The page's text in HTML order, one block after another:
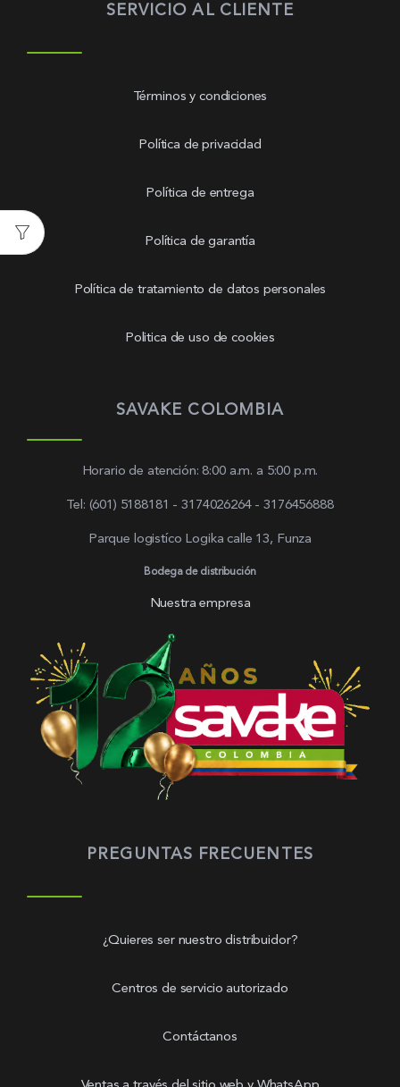
SERVICIO AL CLIENTE
Términos y condiciones
Política de privacidad
Política de entrega
Política de garantía
Política de tratamiento de datos personales
Politica de uso de cookies
SAVAKE COLOMBIA
Horario de atención: 8:00 a.m. a 5:00 p.m.
Tel: (601) 5188181 - 3174026264 - 3176456888
Parque logistíco Logika calle 13, Funza
Bodega de distribución
Nuestra empresa
PREGUNTAS FRECUENTES
¿Quieres ser nuestro distribuidor?
Centros de servicio autorizado
Contáctanos